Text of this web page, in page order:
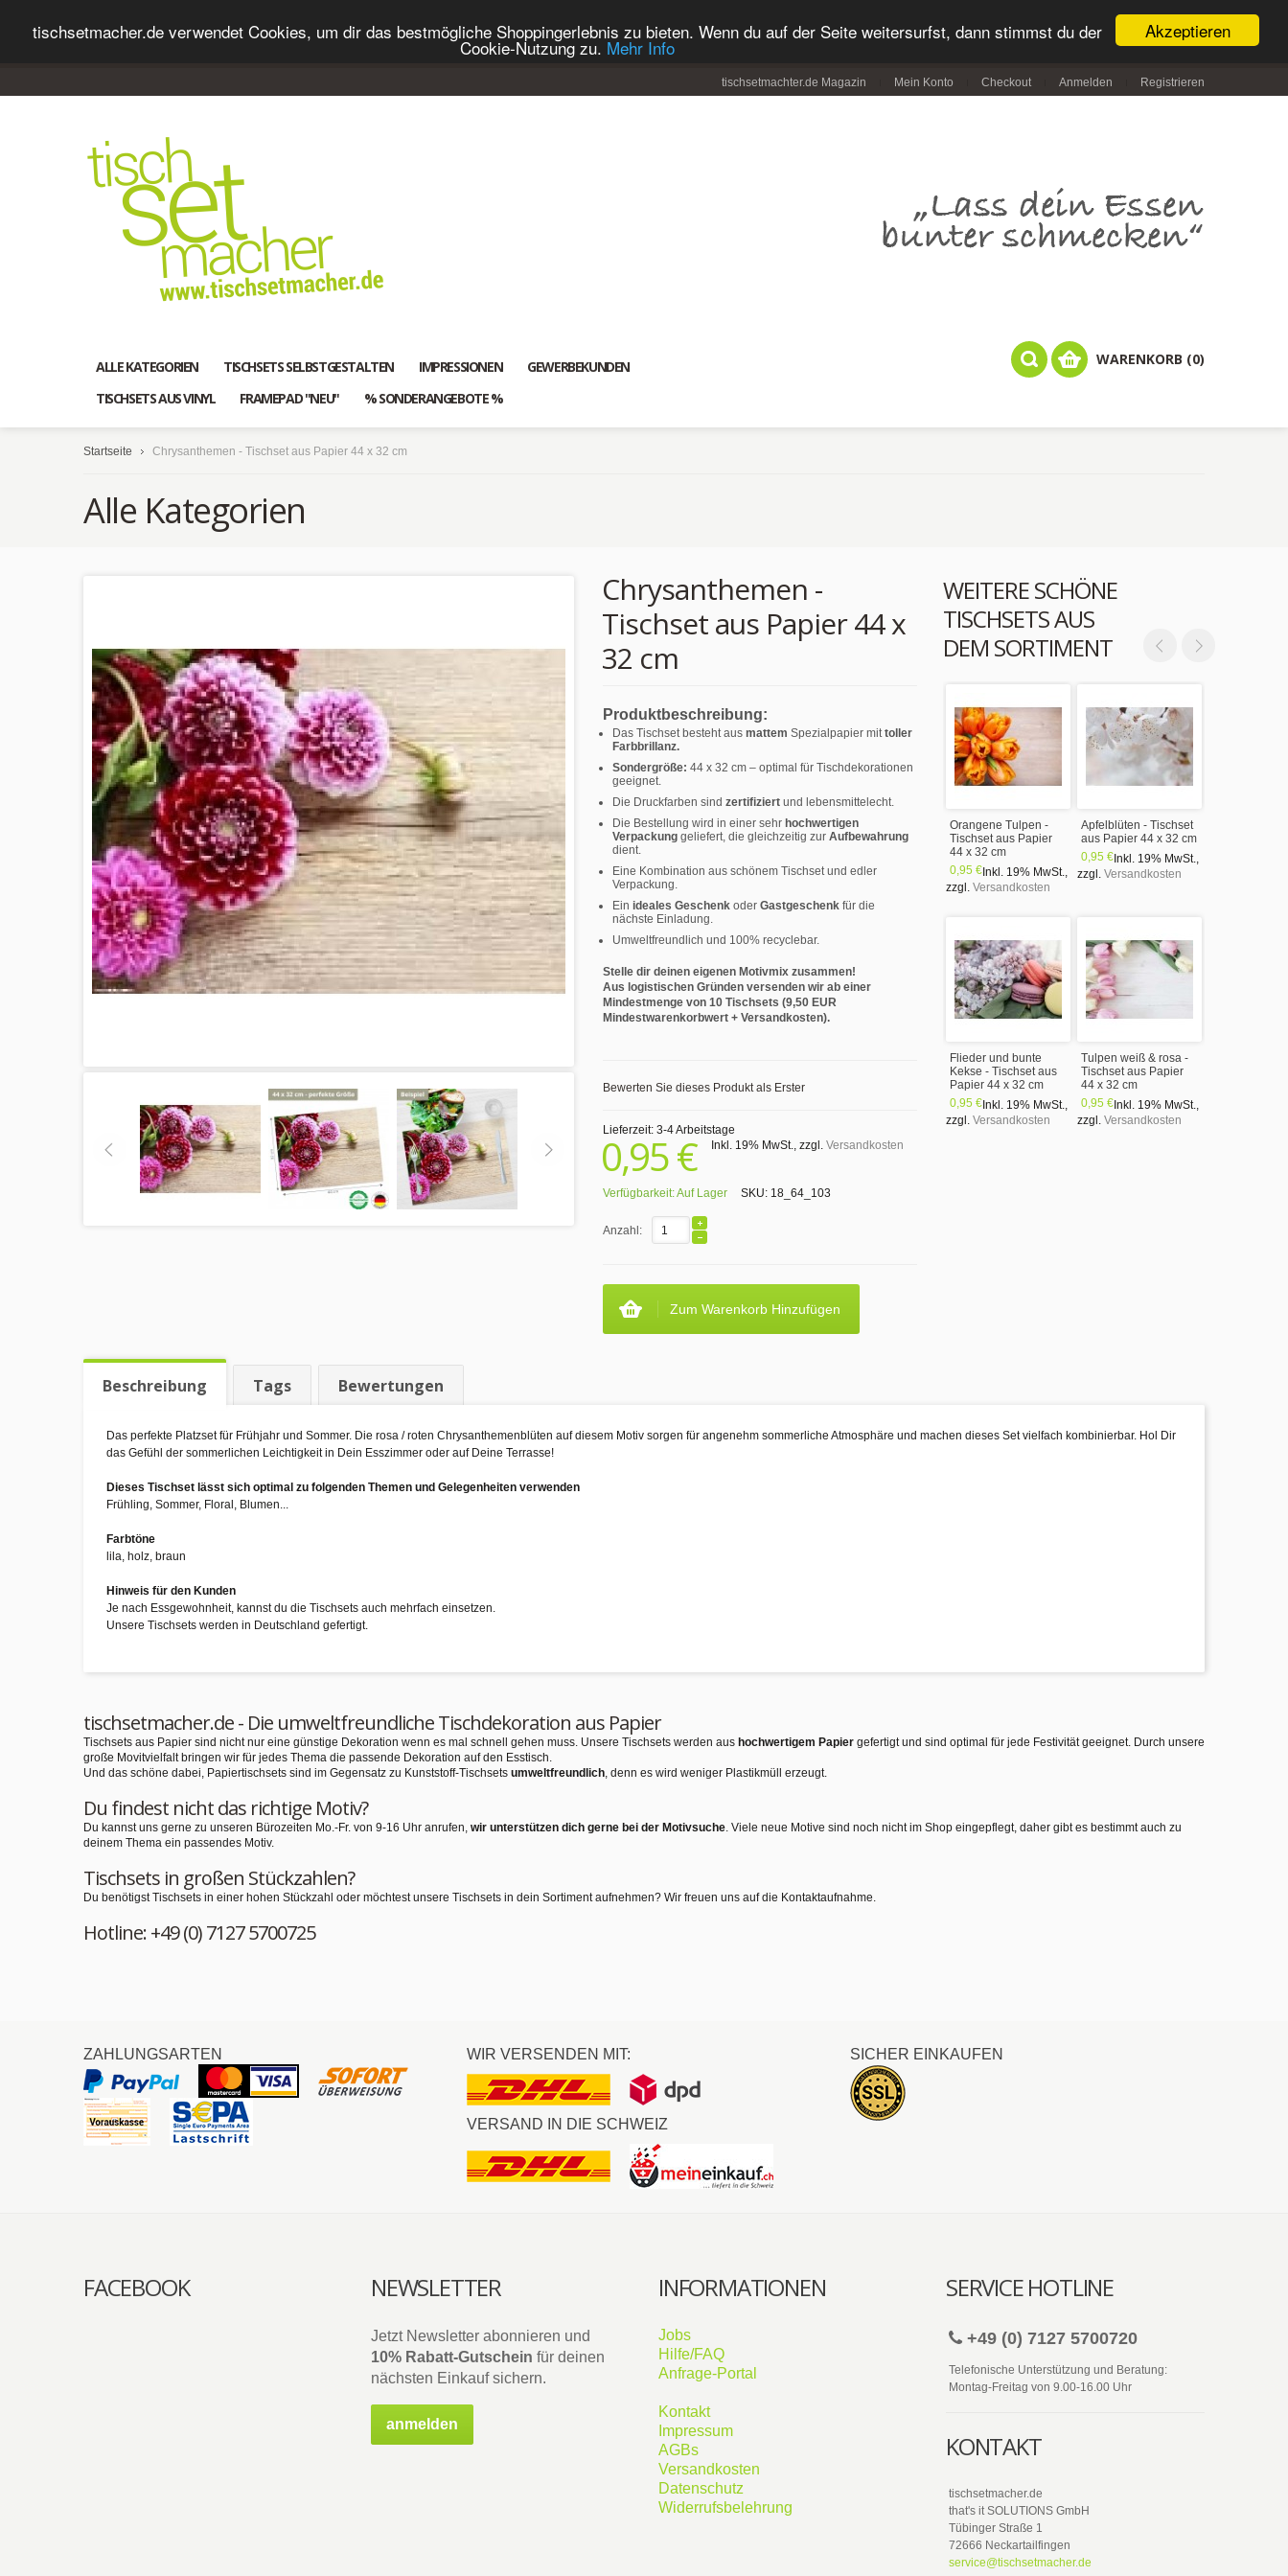
Akzeptieren
tischsetmacher.de verwendet Cookies, um dir das bestmögliche Shoppingerlebnis zu bieten. Wenn du auf der Seite weitersurfst, dann stimmst du der
Cookie-Nutzung zu. Mehr Info
tischsetmachter.de Magazin Mein Konto Checkout Anmelden Registrieren
ALLE KATEGORIEN TISCHSETS SELBSTGESTALTEN IMPRESSIONEN
GEWERBEKUNDEN
TISCHSETS AUS VINYL
FRAMEPAD "NEU" % SONDERANGEBOTE %
WARENKORB (0)
Startseite Chrysanthemen - Tischset aus Papier 44 x 32 cm
Alle Kategorien
WEITERE SCHÖNE
TISCHSETS AUS
DEM SORTIMENT
Orangene Tulpen -
Tischset aus Papier
44 x 32 cm
0,95 € Inkl. 19% MwSt.,
zzgl. Versandkosten
Apfelblüten - Tischset
aus Papier 44 x 32 cm
0,95 € Inkl. 19% MwSt.,
zzgl. Versandkosten
Flieder und bunte
Kekse - Tischset aus
Papier 44 x 32 cm
0,95 € Inkl. 19% MwSt.,
zzgl. Versandkosten
Tulpen weiß & rosa -
Tischset aus Papier
44 x 32 cm
0,95 € Inkl. 19% MwSt.,
zzgl. Versandkosten
Chrysanthemen -
Tischset aus Papier 44 x
32 cm
Produktbeschreibung:
Das Tischset besteht aus mattem Spezialpapier mittoller
Farbbrillanz.
Sondergröße: 44 x 32 cm – optimal für Tischdekorationen
geeignet.
Die Druckfarben sind zertifiziert und lebensmittelecht.
Die Bestellung wird in einer sehr hochwertigen
Verpackung geliefert, die gleichzeitig zur Aufbewahrung
dient.
Eine Kombination aus schönem Tischset und edler
Verpackung.
Ein ideales Geschenk oder Gastgeschenk für die
nächste Einladung.
Umweltfreundlich und 100% recyclebar.
Stelle dir deinen eigenen Motivmix zusammen!
Aus logistischen Gründen versenden wir ab einer
Mindestmenge von 10 Tischsets (9,50 EUR
Mindestwarenkorbwert + Versandkosten).
Bewerten Sie dieses Produkt als Erster
Lieferzeit: 3-4 Arbeitstage
0,95 € Inkl. 19% MwSt., zzgl. Versandkosten
Verfügbarkeit:Auf Lager SKU: 18_64_103
Anzahl:
Zum Warenkorb Hinzufügen
Beschreibung Tags Bewertungen
Das perfekte Platzset für Frühjahr und Sommer. Die rosa / roten Chrysanthemenblüten auf diesem Motiv sorgen für angenehm sommerliche Atmosphäre und machen dieses Set vielfach kombinierbar. Hol Dir
das Gefühl der sommerlichen Leichtigkeit in Dein Esszimmer oder auf Deine Terrasse!
Dieses Tischset lässt sich optimal zu folgenden Themen und Gelegenheiten verwenden
Frühling, Sommer, Floral, Blumen...
Farbtöne
lila, holz, braun
Hinweis für den Kunden
Je nach Essgewohnheit, kannst du die Tischsets auch mehrfach einsetzen.
Unsere Tischsets werden in Deutschland gefertigt.
tischsetmacher.de - Die umweltfreundliche Tischdekoration aus Papier
Tischsets aus Papier sind nicht nur eine günstige Dekoration wenn es mal schnell gehen muss. Unsere Tischsets werden aus hochwertigem Papier gefertigt und sind optimal für jede Festivität geeignet. Durch unsere
große Movitvielfalt bringen wir für jedes Thema die passende Dekoration auf den Esstisch.
Und das schöne dabei, Papiertischsets sind im Gegensatz zu Kunststoff-Tischsets umweltfreundlich, denn es wird weniger Plastikmüll erzeugt.
Du findest nicht das richtige Motiv?
Du kannst uns gerne zu unseren Bürozeiten Mo.-Fr. von 9-16 Uhr anrufen, wir unterstützen dich gerne bei der Motivsuche. Viele neue Motive sind noch nicht im Shop eingepflegt, daher gibt es bestimmt auch zu
deinem Thema ein passendes Motiv.
Tischsets in großen Stückzahlen?
Du benötigst Tischsets in einer hohen Stückzahl oder möchtest unsere Tischsets in dein Sortiment aufnehmen? Wir freuen uns auf die Kontaktaufnahme.
Hotline: +49 (0) 7127 5700725
ZAHLUNGSARTEN WIR VERSENDEN MIT:
VERSAND IN DIE SCHWEIZ
SICHER EINKAUFEN
FACEBOOK NEWSLETTER
Jetzt Newsletter abonnieren und
10% Rabatt-Gutschein für deinen
nächsten Einkauf sichern.
anmelden
INFORMATIONEN
Jobs
Hilfe/FAQ
Anfrage-Portal
Kontakt
Impressum
AGBs
Versandkosten
Datenschutz
Widerrufsbelehrung
SERVICE HOTLINE
+49 (0) 7127 5700720
Telefonische Unterstützung und Beratung:
Montag-Freitag von 9.00-16.00 Uhr
KONTAKT
tischsetmacher.de
that's it SOLUTIONS GmbH
Tübinger Straße 1
72666 Neckartailfingen
service@tischsetmacher.de